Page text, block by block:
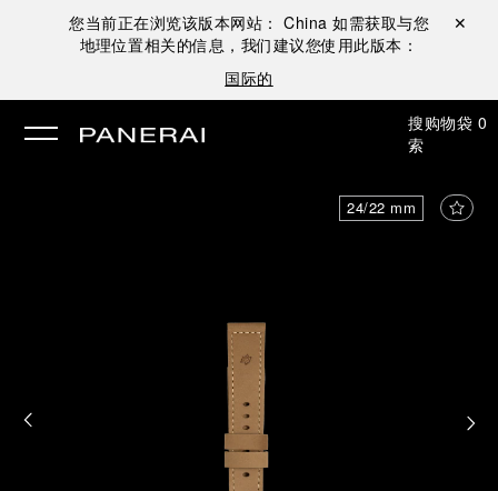
您当前正在浏览该版本网站： China 如需获取与您
地理位置相关的信息，我们建议您使用此版本：
国际的
关闭 ✕
搜
索
购物袋 0
24/22 mm